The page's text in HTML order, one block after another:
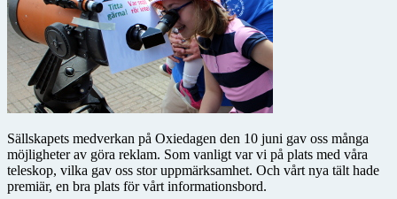
Sällskapets medverkan på Oxiedagen den 10 juni gav oss många
möjligheter av göra reklam. Som vanligt var vi på plats med våra
teleskop, vilka gav oss stor uppmärksamhet. Och vårt nya tält hade
premiär, en bra plats för vårt informationsbord.